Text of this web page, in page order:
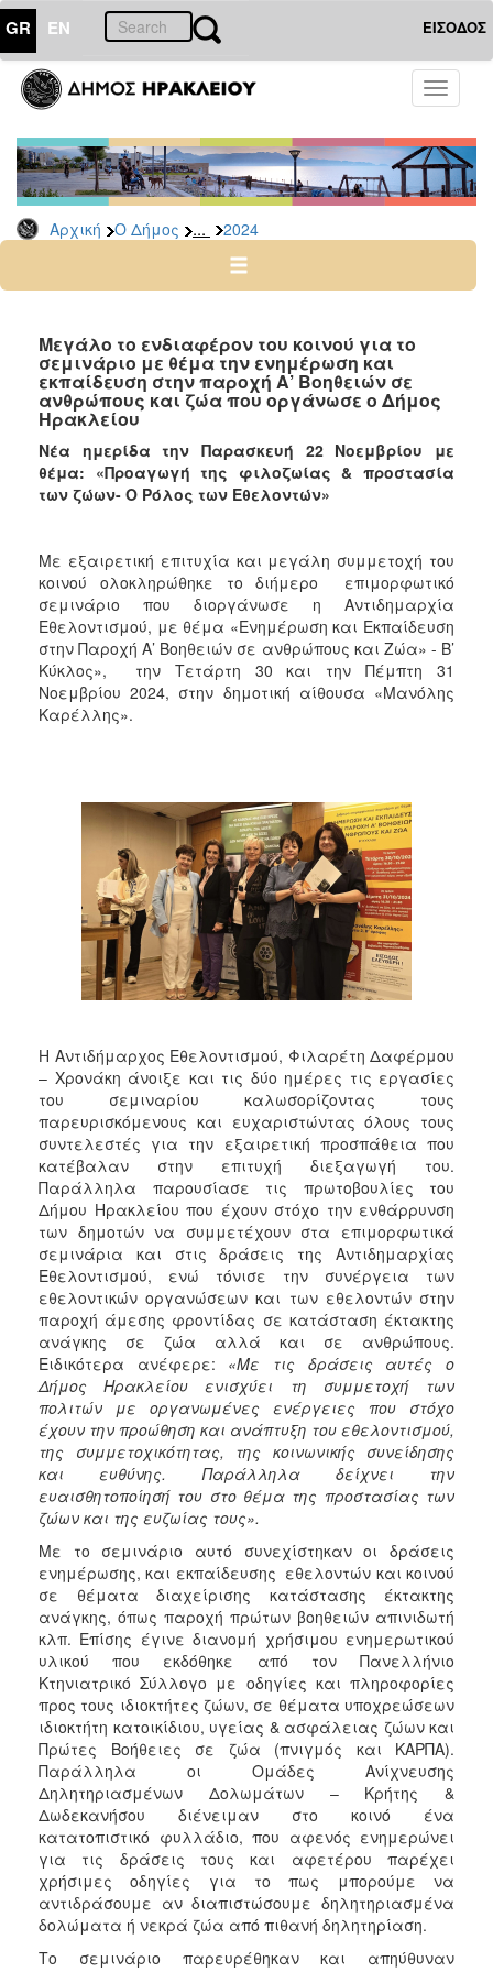
GR EN ΕΙΣΟΔΟΣ
Toggle
Αρχική Ο Δήμος ... 2024
ΔΗΜΟΣ
Δελτία
Τύπου
Αρχείο
2026
2024
2022
2021
2020
2019
2018
2016
2015
2013
2012
2011
2010
ΠΟΛΙΤΙΣΜΟΣ
ΑΝΘΕΚΤΙΚΗ
Μεγάλο το ενδιαφέρον του κοινού για το
σεμινάριο με θέμα την ενημέρωση και
εκπαίδευση στην παροχή Α’ Βοηθειών σε
ανθρώπους και ζώα που οργάνωσε ο Δήμος
Ηρακλείου
Νέα ημερίδα την Παρασκευή 22 Νοεμβρίου με
θέμα: «Προαγωγή της φιλοζωίας & προστασία
των ζώων- Ο Ρόλος των Εθελοντών»
Με εξαιρετική επιτυχία και μεγάλη συμμετοχή του
κοινού ολοκληρώθηκε το διήμερο επιμορφωτικό
σεμινάριο που διοργάνωσε η Αντιδημαρχία
Εθελοντισμού, με θέμα «Ενημέρωση και Εκπαίδευση
στην Παροχή Α’ Βοηθειών σε ανθρώπους και Ζώα» - Β’
Κύκλος», την Τετάρτη 30 και την Πέμπτη 31
Νοεμβρίου 2024, στην δημοτική αίθουσα «Μανόλης
Καρέλλης».
Η Αντιδήμαρχος Εθελοντισμού, Φιλαρέτη Δαφέρμου
– Χρονάκη άνοιξε και τις δύο ημέρες τις εργασίες
του σεμιναρίου καλωσορίζοντας τους
παρευρισκόμενους και ευχαριστώντας όλους τους
συντελεστές για την εξαιρετική προσπάθεια που
κατέβαλαν στην επιτυχή διεξαγωγή του.
Παράλληλα παρουσίασε τις πρωτοβουλίες του
Δήμου Ηρακλείου που έχουν στόχο την ενθάρρυνση
των δημοτών να συμμετέχουν στα επιμορφωτικά
σεμινάρια και στις δράσεις της Αντιδημαρχίας
Εθελοντισμού, ενώ τόνισε την συνέργεια των
εθελοντικών οργανώσεων και των εθελοντών στην
παροχή άμεσης φροντίδας σε κατάσταση έκτακτης
ανάγκης σε ζώα αλλά και σε ανθρώπους.
Ειδικότερα ανέφερε: «Με τις δράσεις αυτές ο
Δήμος Ηρακλείου ενισχύει τη συμμετοχή των
πολιτών με οργανωμένες ενέργειες που στόχο
έχουν την προώθηση και ανάπτυξη του εθελοντισμού,
της συμμετοχικότητας, της κοινωνικής συνείδησης
και ευθύνης. Παράλληλα δείχνει την
ευαισθητοποίησή του στο θέμα της προστασίας των
ζώων και της ευζωίας τους».
Με το σεμινάριο αυτό συνεχίστηκαν οι δράσεις
ενημέρωσης, και εκπαίδευσης εθελοντών και κοινού
σε θέματα διαχείρισης κατάστασης έκτακτης
ανάγκης, όπως παροχή πρώτων βοηθειών απινιδωτή
κλπ. Επίσης έγινε διανομή χρήσιμου ενημερωτικού
υλικού που εκδόθηκε από τον Πανελλήνιο
Κτηνιατρικό Σύλλογο με οδηγίες και πληροφορίες
προς τους ιδιοκτήτες ζώων, σε θέματα υποχρεώσεων
ιδιοκτήτη κατοικίδιου, υγείας & ασφάλειας ζώων και
Πρώτες Βοήθειες σε ζώα (πνιγμός και ΚΑΡΠΑ).
Παράλληλα οι Ομάδες Ανίχνευσης
Δηλητηριασμένων Δολωμάτων – Κρήτης &
Δωδεκανήσου διένειμαν στο κοινό ένα
κατατοπιστικό φυλλάδιο, που αφενός ενημερώνει
για τις δράσεις τους και αφετέρου παρέχει
χρήσιμες οδηγίες για το πως μπορούμε να
αντιδράσουμε αν διαπιστώσουμε δηλητηριασμένα
δολώματα ή νεκρά ζώα από πιθανή δηλητηρίαση.
Το σεμινάριο παρευρέθηκαν και απηύθυναν